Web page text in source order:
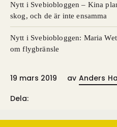
Nytt i Svebiobloggen – Kina
skog, och de är inte ensamma
Nytt i Svebiobloggen: Maria
om flygbränsle
19 mars 2019 av Anders
Dela: